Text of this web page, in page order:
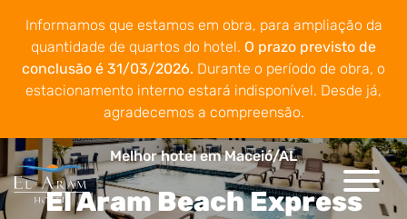
Informamos que estamos em obra, para ampliação da
quantidade de quartos do hotel. O prazo previsto de
conclusão é 31/03/2026. Durante o período de obra, o
estacionamento interno estará indisponível. Desde já,
agradecemos a compreensão.
Melhor hotel em Maceió/AL
El Aram Beach Express